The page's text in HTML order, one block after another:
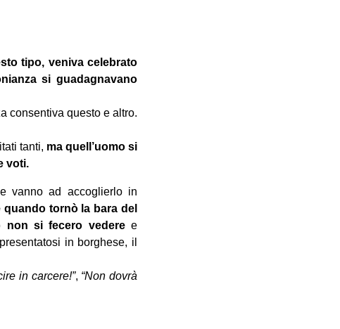
tipo, veniva celebrato
si guadagnavano
consentiva questo e altro.
tanti, ma quell’uomo si
voti.
vanno ad accoglierlo in
tornò la bara del
non si fecero vederee
in borghese, il
in carcere!”, “Non dovrà